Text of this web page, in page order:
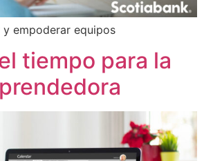
empoderar equipos
tiempo para la